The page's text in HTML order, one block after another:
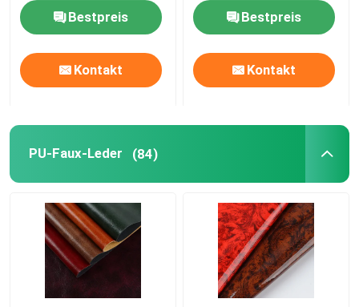
Bestpreis
Kontakt
Bestpreis
Kontakt
PU-Faux-Leder (84)